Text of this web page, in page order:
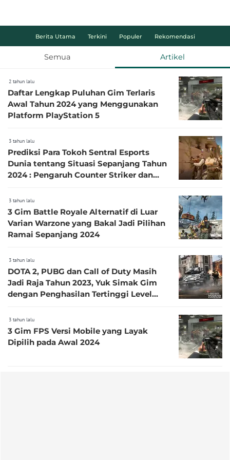
Berita Utama Terkini Populer Rekomendasi
Semua Artikel
2 tahun lalu
Daftar Lengkap Puluhan Gim Terlaris
Awal Tahun 2024 yang Menggunakan
Platform PlayStation 5
3 tahun lalu
Prediksi Para Tokoh Sentral Esports
Dunia tentang Situasi Sepanjang Tahun
2024 : Pengaruh Counter Striker dan
3 tahun lalu
3 Gim Battle Royale Alternatif di Luar
Varian Warzone yang Bakal Jadi Pilihan
Ramai Sepanjang 2024
3 tahun lalu
DOTA 2, PUBG dan Call of Duty Masih
Jadi Raja Tahun 2023, Yuk Simak Gim
dengan Penghasilan Tertinggi Level
3 tahun lalu
3 Gim FPS Versi Mobile yang Layak
Dipilih pada Awal 2024